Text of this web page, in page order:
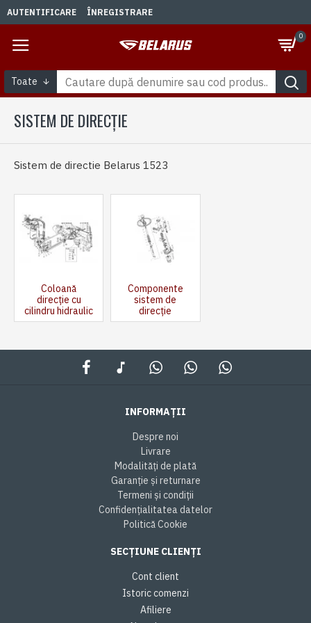
AUTENTIFICARE ÎNREGISTRARE
0
Toate
SISTEM DE DIRECȚIE
Sistem de directie Belarus 1523
Coloană
direcție cu
cilindru hidraulic
Componente
sistem de
direcție
INFORMAȚII
Despre noi
Livrare
Modalități de plată
Garanție și returnare
Termeni și condiții
Confidențialitatea datelor
Politică Cookie
SECȚIUNE CLIENȚI
Cont client
Istoric comenzi
Afiliere